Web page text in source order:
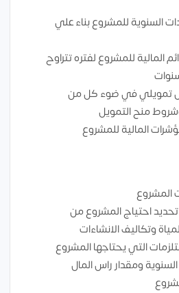
السنوية للمشروع بناء علي
المالية للمشروع لفتره تتراوح
تمويلي في ضوء كل من
منح التمويل
المالية للمشروع
المشروع
احتياج المشروع من
وتكاليف الانشاءات
التي يحتاجها المشروع
ومقدار راس المال